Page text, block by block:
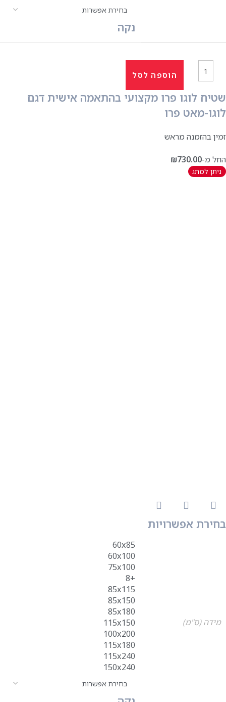
נקה
הוספה לסל
שטיח לוגו פרו מקצועי בהתאמה אישית דגם
לוגו-מאט פרו
זמין בהזמנה מראש
החל מ- ₪730.00
ניתן למתג
בחירת אפשרויות
מידה (ס"מ)
60x85
60x100
75x100
+8
85x115
85x150
85x180
115x150
100x200
115x180
115x240
150x240